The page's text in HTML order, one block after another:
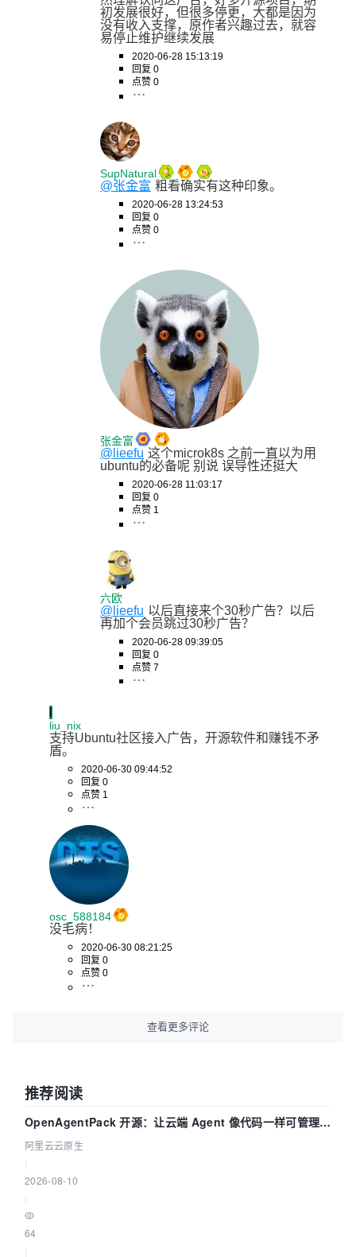
初发展很好，但很多停更，大都是因为
没有收入支撑，原作者兴趣过去，就容
易停止维护继续发展
2020-06-28 15:13:19
回复 0
点赞 0
SupNatural
@张金富 粗看确实有这种印象。
2020-06-28 13:24:53
回复 0
点赞 0
张金富
@lieefu 这个microk8s 之前一直以为用
ubuntu的必备呢 别说 误导性还挺大
2020-06-28 11:03:17
回复 0
点赞 1
六欧
@lieefu 以后直接来个30秒广告？以后
再加个会员跳过30秒广告？
2020-06-28 09:39:05
回复 0
点赞 7
liu_nix
支持Ubuntu社区接入广告，开源软件和赚钱不矛
盾。
2020-06-30 09:44:52
回复 0
点赞 1
osc_588184
没毛病！
2020-06-30 08:21:25
回复 0
点赞 0
查看更多评论
推荐阅读
OpenAgentPack 开源：让云端 Agent 像代码一样可管理、
可迁移
阿里云云原生
2026-08-10
64